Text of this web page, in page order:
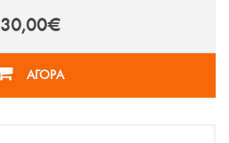
30,00€
ΑΓΟΡΑ